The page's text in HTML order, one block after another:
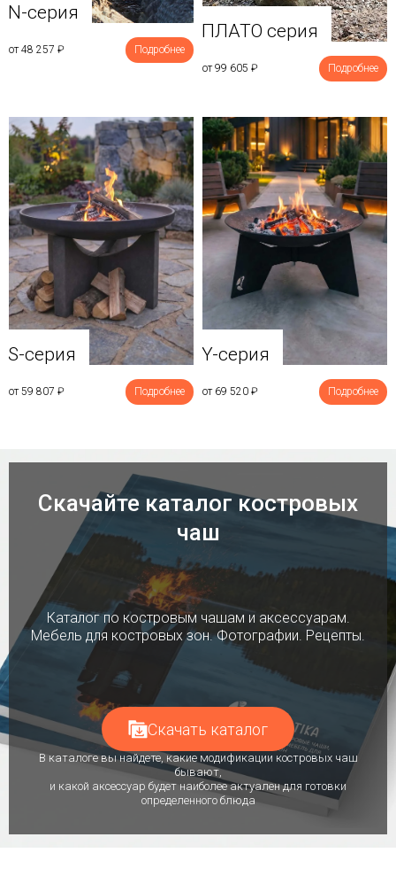
N-серия
от 48 257 ₽ Подробнее
ПЛАТО серия
от 99 605 ₽ Подробнее
S-серия
от 59 807 ₽ Подробнее
Y-серия
от 69 520 ₽ Подробнее
Скачайте каталог костровых
чаш
Каталог по костровым чашам и аксессуарам.
Мебель для костровых зон. Фотографии. Рецепты.
Скачать каталог
В каталоге вы найдете, какие модификации костровых чаш
бывают,
и какой аксессуар будет наиболее актуален для готовки
определенного блюда